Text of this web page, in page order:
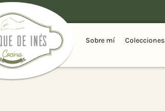
Sobre mí Colecciones